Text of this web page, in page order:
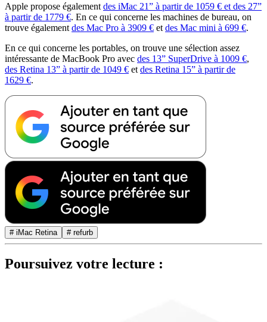
Apple propose également des iMac 21” à partir de 1059 € et des 27”
à partir de 1779 €. En ce qui concerne les machines de bureau, on
trouve également des Mac Pro à 3909 € et des Mac mini à 699 €.
En ce qui concerne les portables, on trouve une sélection assez
intéressante de MacBook Pro avec des 13” SuperDrive à 1009 €,
des Retina 13” à partir de 1049 € et des Retina 15” à partir de
1629 €.
# iMac Retina # refurb
Poursuivez votre lecture :